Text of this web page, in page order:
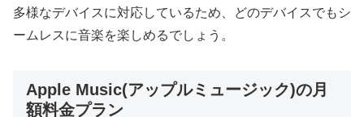
多様なデバイスに対応しているため、どのデバイスでもシ
ームレスに音楽を楽しめるでしょう。
Apple Music(アップルミュージック)の月
額料金プラン